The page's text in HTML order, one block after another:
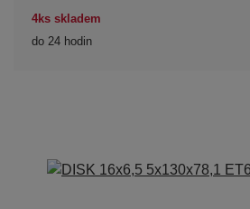
4ks skladem
do 24 hodin